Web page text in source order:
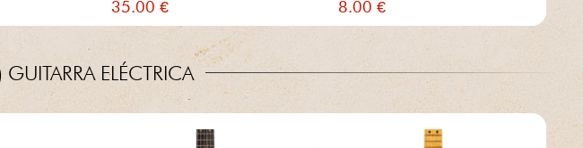
35.00 € 8.00 €
ELÉCTRICA